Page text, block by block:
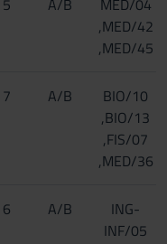
5 A/B
MED/04
,MED/42
,MED/45
7 A/B
BIO/10
,BIO/13
,FIS/07
,MED/36
6 A/B
ING-
INF/05